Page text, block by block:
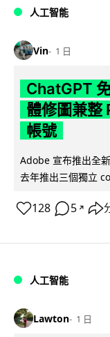
人工智能
Vin 1 日
ChatGPT
體修圖兼整
帳號
Adobe 宣布推出全
去年推出三個獨立
128 5 ↗
人工智能
Lawton 1 日